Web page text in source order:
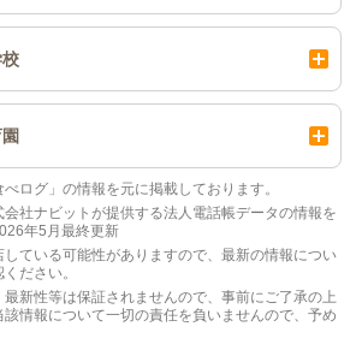
ログ」の情報を元に掲載しております。
社ナビットが提供する法人電話帳データの情報を
年5月最終更新
ている可能性がありますので、最新の情報につい
ださい。
新性等は保証されませんので、事前にご了承の上
該情報について一切の責任を負いませんので、予め